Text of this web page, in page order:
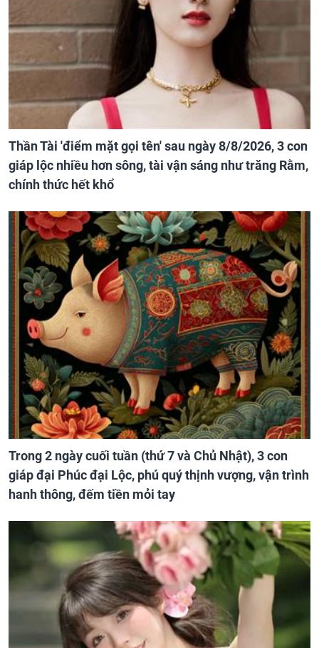
Thần Tài 'điểm mặt gọi tên' sau ngày 8/8/2026, 3 con
giáp lộc nhiều hơn sông, tài vận sáng như trăng Rằm,
chính thức hết khổ
Trong 2 ngày cuối tuần (thứ 7 và Chủ Nhật), 3 con
giáp đại Phúc đại Lộc, phú quý thịnh vượng, vận trình
hanh thông, đếm tiền mỏi tay